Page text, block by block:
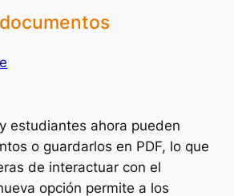
estudiantes ahora pueden
o guardarlos en PDF, lo que
de interactuar con el
opción permite a los